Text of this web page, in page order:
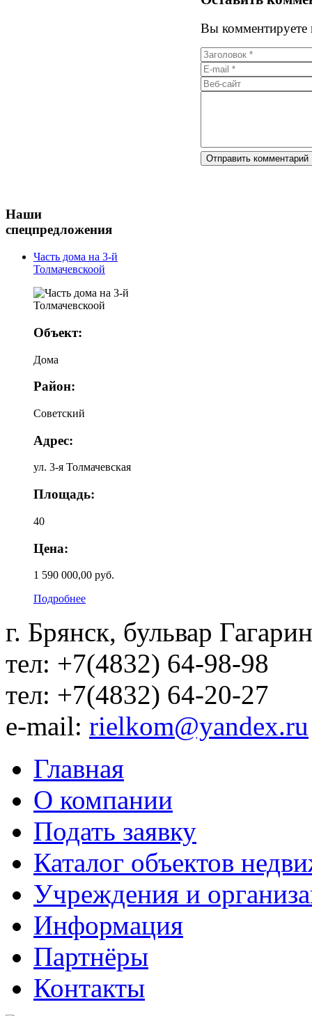
Вы комментируете
Наши
спецпредложения
Часть дома на 3-й
Толмачевскоой
Объект:
Дома
Район:
Советский
Адрес:
ул. 3-я Толмачевская
Площадь:
40
Цена:
1 590 000,00 руб.
Подробнее
г. Брянск, бульвар
тел: +7(4832) 64-98-98
тел: +7(4832) 64-20-27
e-mail: rielkom@yandex.ru
Главная
О компании
Подать заявку
Каталог объектов
Учреждения и
Информация
Партнёры
Контакты